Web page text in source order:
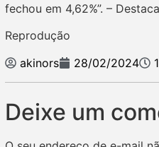
fechou em 4,62%”. –
Reprodução
akinors
28/02/2024
Deixe um